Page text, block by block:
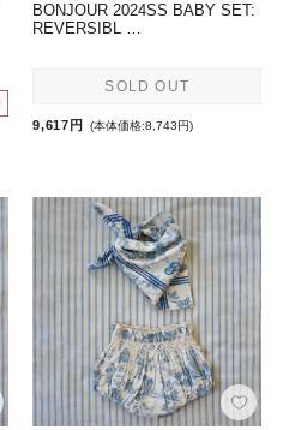
BONJOUR 2024SS BABY SET:
REVERSIBL …
SOLD OUT
9,617円 (本体価格:8,743円)